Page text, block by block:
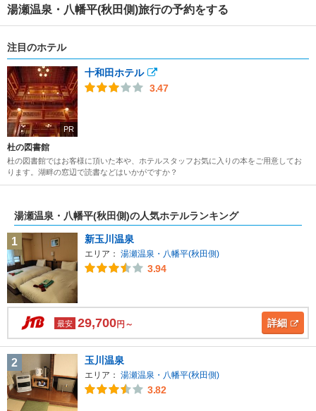
湯瀬温泉・八幡平(秋田側)旅行の予約をする
注目のホテル
PR
十和田ホテル
3.47
杜の図書館
杜の図書館ではお客様に頂いた本や、ホテルスタッフお気に入りの本をご用意してお
ります。湖畔の窓辺で読書などはいかがですか？
湯瀬温泉・八幡平(秋田側)の人気ホテルランキング
1 新玉川温泉
エリア： 湯瀬温泉・八幡平(秋田側)
3.94
最安 29,700円～ 詳細
2 玉川温泉
エリア： 湯瀬温泉・八幡平(秋田側)
3.82